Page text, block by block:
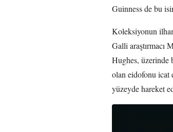
Guinness de bu
Koleksiyonun
Galli araştırmacı
Hughes, üzerinde
olan eidofonu icat
yüzeyde hareket